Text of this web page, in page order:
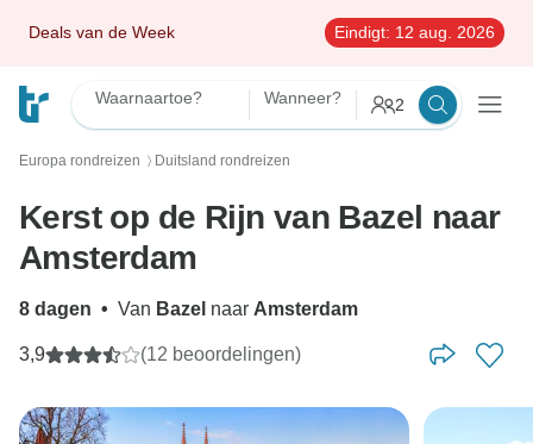
Deals van de Week Eindigt: 12 aug. 2026
Waarnaartoe? Wanneer? 2
Europa rondreizen 〉 Duitsland rondreizen
Kerst op de Rijn van Bazel naar
Amsterdam
8 dagen • Van Bazel naar Amsterdam
3,9 (12 beoordelingen)